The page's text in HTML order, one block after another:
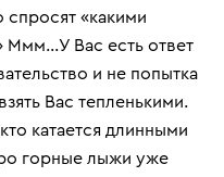
спросят «какими
Ммм…У Вас есть ответ
и не попытка
Вас тепленькими.
катается длинными
горные лыжи уже